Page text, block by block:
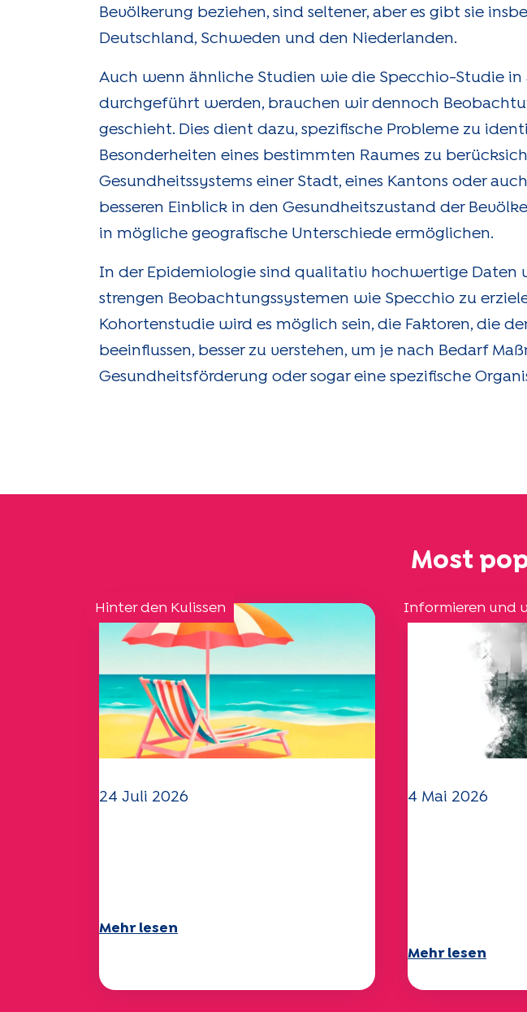
Bevölkerung beziehen, sind seltener, aber es gibt sie
Deutschland, Schweden und den Niederlanden.
Auch wenn ähnliche Studien wie die Specchio-Studie in
durchgeführt werden, brauchen wir dennoch
geschieht. Dies dient dazu, spezifische Probleme zu
Besonderheiten eines bestimmten Raumes zu
Gesundheitssystems einer Stadt, eines Kantons oder
besseren Einblick in den Gesundheitszustand der
in mögliche geografische Unterschiede ermöglichen.
In der Epidemiologie sind qualitativ hochwertige Daten
strengen Beobachtungssystemen wie Specchio zu
Kohortenstudie wird es möglich sein, die Faktoren, die
beeinflussen, besser zu verstehen, um je nach Bedarf
Gesundheitsförderung oder sogar eine spezifische
Most
Hinter den Kulissen
24 Juli 2026
Mehr lesen
Informieren und
4 Mai 2026
Mehr lesen